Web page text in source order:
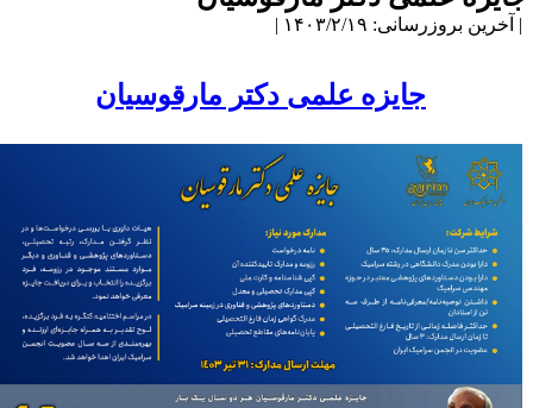
بروزرسانی: ۱۴۰۳/۲/۱۹ |
جایزه علمی دکتر مارقوسیان